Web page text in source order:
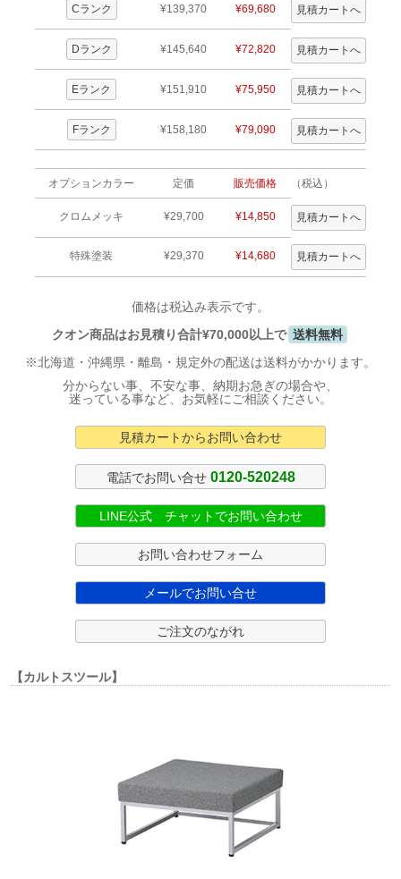
Cランク ¥139,370 ¥69,680
Dランク ¥145,640 ¥72,820
Eランク ¥151,910 ¥75,950
Fランク ¥158,180 ¥79,090
オプションカラー 定価 販売価格 （税込）
クロムメッキ ¥29,700 ¥14,850
特殊塗装 ¥29,370 ¥14,680
価格は税込み表示です。
クオン商品はお見積り合計¥70,000以上で 送料無料
※北海道・沖縄県・離島・規定外の配送は送料がかかります。
分からない事、不安な事、納期お急ぎの場合や、
迷っている事など、お気軽にご相談ください。
見積カートからお問い合わせ
電話でお問い合せ 0120-520248
LINE公式 チャットでお問い合わせ
お問い合わせフォーム
メールでお問い合せ
ご注文のながれ
【カルトスツール】